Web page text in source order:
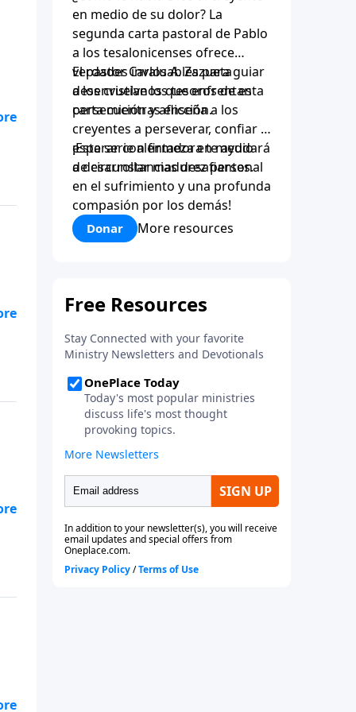
en medio de su dolor? La
segunda carta pastoral de Pablo
a los tesalonicenses ofrece
verdades invaluables para guiar
a los cristianos que enfrentan
persecución y aflicción.
El pastor Carlos A. Zazueta
desenvuelve los tesoros de esta
carta mientras enseña a los
creyentes a perseverar, confiar y
esperar con firmeza en medio
de circunstancias desafiantes.
¡Esta serie alentadora te ayudará
a desarrollar madurez personal
en el sufrimiento y una profunda
compasión por los demás!
Donar More resources